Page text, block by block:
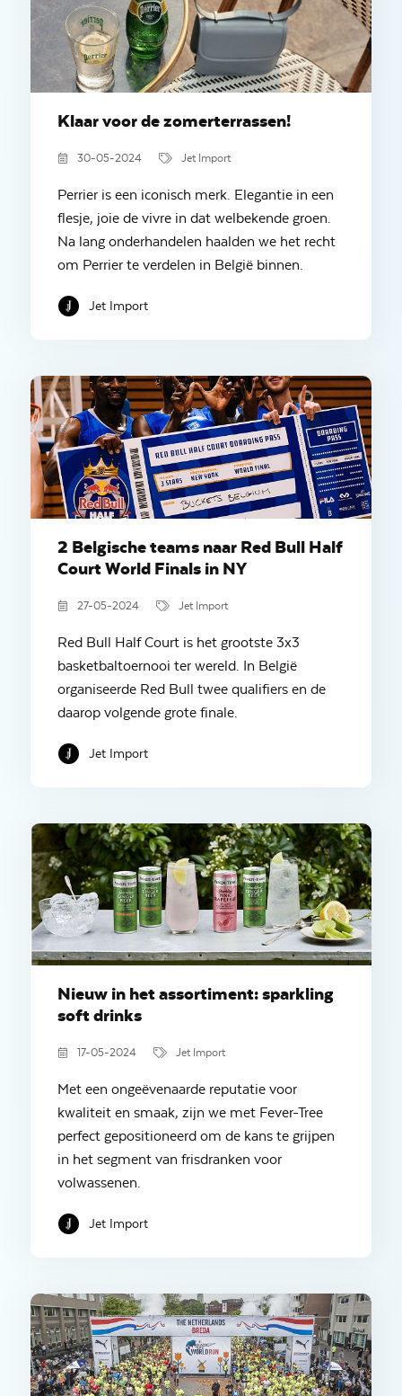
Klaar voor de zomerterrassen!
30-05-2024 Jet Import
Perrier is een iconisch merk. Elegantie in een
flesje, joie de vivre in dat welbekende groen.
Na lang onderhandelen haalden we het recht
om Perrier te verdelen in België binnen.
Jet Import
2 Belgische teams naar Red Bull Half
Court World Finals in NY
27-05-2024 Jet Import
Red Bull Half Court is het grootste 3x3
basketbaltoernooi ter wereld. In België
organiseerde Red Bull twee qualifiers en de
daarop volgende grote finale.
Jet Import
Nieuw in het assortiment: sparkling
soft drinks
17-05-2024 Jet Import
Met een ongeëvenaarde reputatie voor
kwaliteit en smaak, zijn we met Fever-Tree
perfect gepositioneerd om de kans te grijpen
in het segment van frisdranken voor
volwassenen.
Jet Import